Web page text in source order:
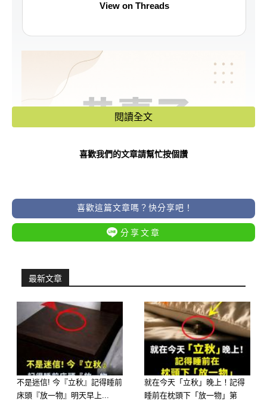
View on Threads
閱讀全文
喜歡我們的文章請幫忙按個讚
喜歡這篇文章嗎？快分享吧！
分享文章
最新文章
不是迷信! 今『立秋』記得睡前
床頭『放一物』明天早上...
就在今天「立秋」晚上！記得
睡前在枕頭下「放一物」第